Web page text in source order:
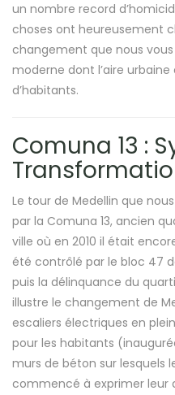
un nombre record
choses ont heureusement
changement que nous
moderne dont l’aire
d’habitants.
Comuna 13 :
Le tour de Medellin que
par la Comuna 13, ancien
ville où en 2010 il était
été contrôlé par le bloc 47
puis la délinquance du
illustre le changement de
escaliers électriques en
pour les habitants
murs de béton sur lesquels
commencé à exprimer leur